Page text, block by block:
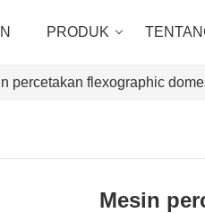
PRODUK
percetakan flexographic
Mesin